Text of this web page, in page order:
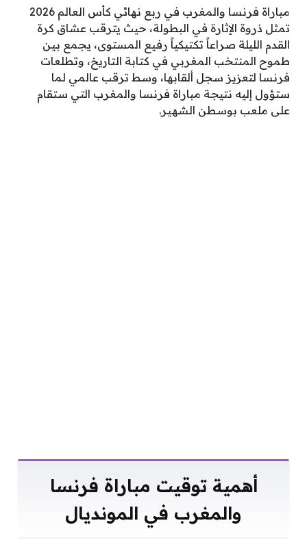
مباراة فرنسا والمغرب في ربع نهائي كأس العالم 2026
تمثل ذروة الإثارة في البطولة، حيث يترقب عشاق كرة
القدم الليلة صراعاً تكتيكياً رفيع المستوى، يجمع بين
طموح المنتخب المغربي في كتابة التاريخ، وتطلعات
فرنسا لتعزيز سجل ألقابها، وسط ترقب عالمي لما
ستؤول إليه نتيجة مباراة فرنسا والمغرب التي ستقام
على ملعب بوسطن الشهير.
أهمية توقيت مباراة فرنسا
والمغرب في المونديال